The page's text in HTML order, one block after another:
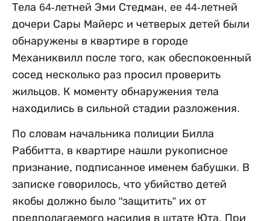
Тела 64-летней Эми Стедман, ее 44-летней
дочери Сары Майерс и четверых детей были
обнаружены в квартире в городе
Механиквилл после того, как обеспокоенный
сосед несколько раз просил проверить
жильцов. К моменту обнаружения тела
находились в сильной стадии разложения.
По словам начальника полиции Билла
Раббитта, в квартире нашли рукописное
признание, подписанное именем бабушки. В
записке говорилось, что убийство детей
якобы должно было "защитить” их от
предполагаемого насилия в штате Юта. При